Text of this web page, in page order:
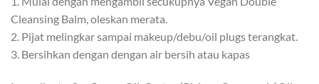
Cleansing Balm, oleskan merata.
2. Pijat melingkar sampai makeup/debu/oil plugs terangkat.
3. Bersihkan dengan dengan air bersih atau kapas